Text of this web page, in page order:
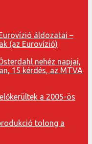
áldozatai –
(az Eurovízió)
nehéz napjai,
15 kérdés, az MTVA
a 2005-ös
tolong a